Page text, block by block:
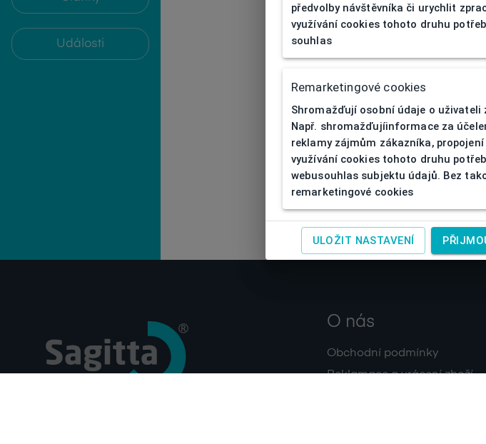
Události
O nás
Obchodní podmínky
Reklamace a vrácení zboží
předvolby návštěvníka či urychlit
využívání cookies tohoto druhu
souhlas
Remarketingové cookies
Shromažďují osobní údaje o uživateli
Např. shromažďujíinformace za
reklamy zájmům zákazníka,
využívání cookies tohoto druhu
webusouhlas subjektu údajů. Bez
remarketingové cookies
ULOŽIT NASTAVENÍ